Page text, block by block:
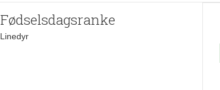
Fødselsdagsranke
Linedyr